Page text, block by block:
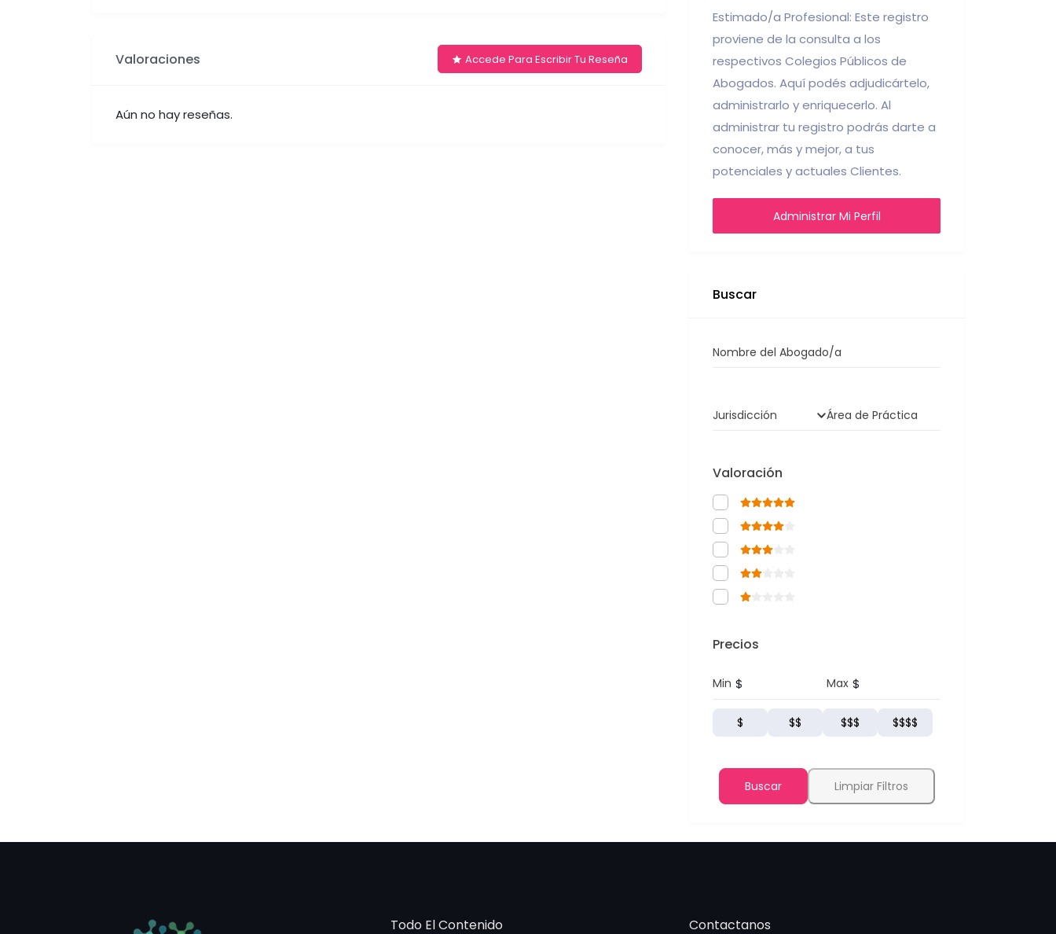
Valoraciones Accede Para Escribir Tu Reseña
Aún no hay reseñas.
Estimado/a Profesional: Este registro
proviene de la consulta a los
respectivos Colegios Públicos de
Abogados. Aquí podés adjudicártelo,
administrarlo y enriquecerlo. Al
administrar tu registro podrás darte a
conocer, más y mejor, a tus
potenciales y actuales Clientes.
Administrar Mi Perfil
Buscar
Nombre del Abogado/a
Jurisdicción Área de Práctica
Valoración
Precios
Min $ Max $
$ $$ $$$ $$$$
Buscar Limpiar Filtros
Todo El Contenido Contactanos